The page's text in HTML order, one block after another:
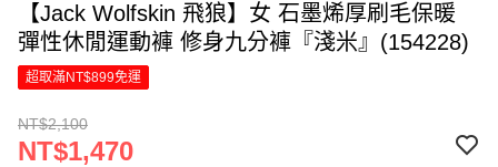
【Jack Wolfskin 飛狼】女 石墨烯厚刷毛保暖
彈性休閒運動褲 修身九分褲『淺米』(154228)
超取滿NT$899免運
NT$2,100
NT$1,470